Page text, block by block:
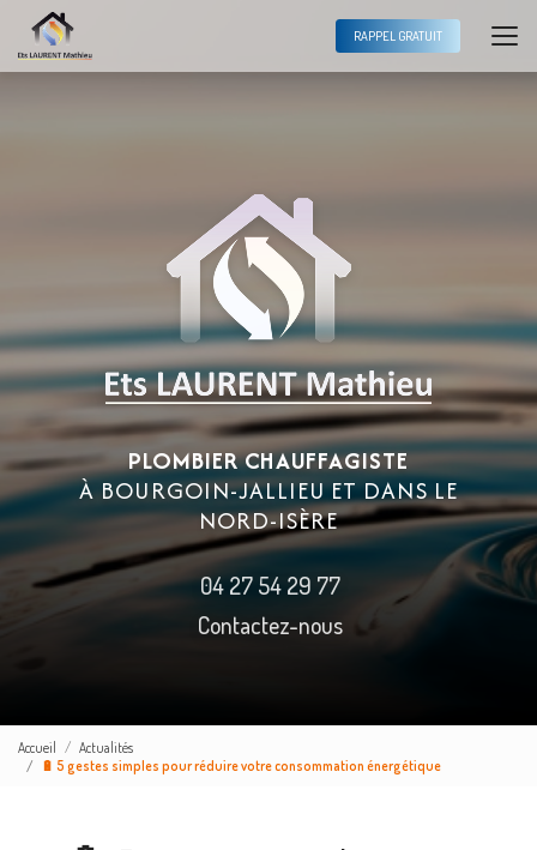
contenu
RAPPEL GRATUIT
PLOMBIER CHAUFFAGISTE
À BOURGOIN-JALLIEU ET DANS LE
NORD-ISÈRE
04 27 54 29 77
Contactez-nous
Accueil
Actualités
🔋 5 gestes simples pour réduire votre consommation énergétique